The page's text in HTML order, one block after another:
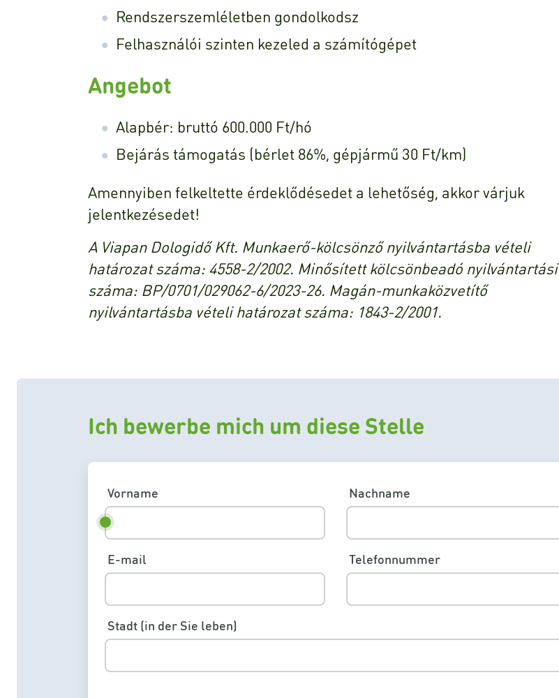
Rendszerszemléletben gondolkodsz
Felhasználói szinten kezeled a számítógépet
Angebot
Alapbér: bruttó 600.000 Ft/hó
Bejárás támogatás (bérlet 86%, gépjármű 30 Ft/km)
Amennyiben felkeltette érdeklődésedet a lehetőség, akkor várjuk
jelentkezésedet!
A Viapan Dologidő Kft. Munkaerő-kölcsönző nyilvántartásba vételi
határozat száma: 4558-2/2002. Minősített kölcsönbeadó nyilvántartási
száma: BP/0701/029062-6/2023-26. Magán-munkaközvetítő
nyilvántartásba vételi határozat száma: 1843-2/2001.
Ich bewerbe mich um diese Stelle
Nachname
Vorname
E-mail Telefonnummer
Stadt (in der Sie leben)